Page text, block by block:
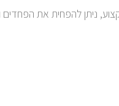
ניתן להפחית את